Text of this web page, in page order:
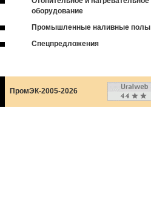
оборудование
Промышленные наливные полы
Спецпредложения
ПромЭК-2005-2026